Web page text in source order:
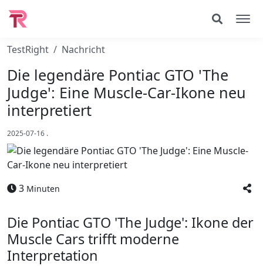
TestRight Nachricht
Die legendäre Pontiac GTO 'The
Judge': Eine Muscle-Car-Ikone neu
interpretiert
2025-07-16 .
3 Minuten
Die Pontiac GTO 'The Judge': Ikone der
Muscle Cars trifft moderne
Interpretation